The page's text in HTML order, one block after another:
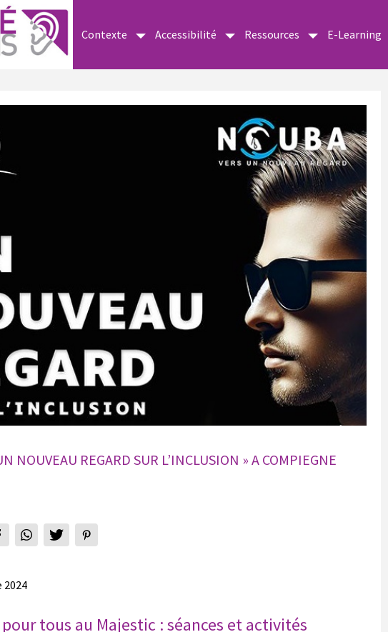
Contexte Accessibilité Ressources E-Learning
NOUVEAU REGARD SUR L’INCLUSION » A COMPIEGNE
2024
tous au Majestic : séances et activités